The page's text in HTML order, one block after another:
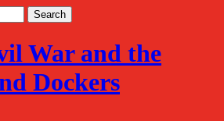
War and the
Dockers